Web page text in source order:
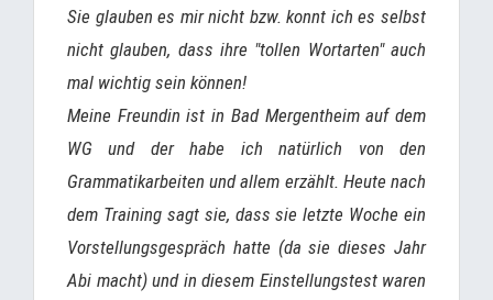
Sie glauben es mir nicht bzw. konnt ich es selbst
nicht glauben, dass ihre "tollen Wortarten" auch
mal wichtig sein können!
Meine Freundin ist in Bad Mergentheim auf dem
WG und der habe ich natürlich von den
Grammatikarbeiten und allem erzählt. Heute nach
dem Training sagt sie, dass sie letzte Woche ein
Vorstellungsgespräch hatte (da sie dieses Jahr
Abi macht) und in diesem Einstellungstest waren